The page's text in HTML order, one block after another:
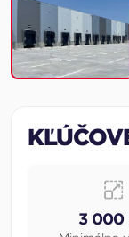
3 000